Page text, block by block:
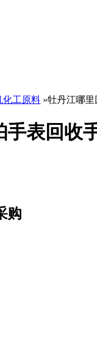
化工原料 »牡丹江哪
手表回收
购